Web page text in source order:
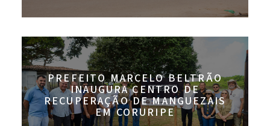
PREFEITO MARCELO BELTRÃO
INAUGURA CENTRO DE
RECUPERAÇÃO DE MANGUEZAIS
EM CORURIPE